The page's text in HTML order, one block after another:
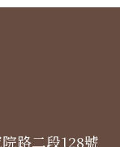
路二段128號